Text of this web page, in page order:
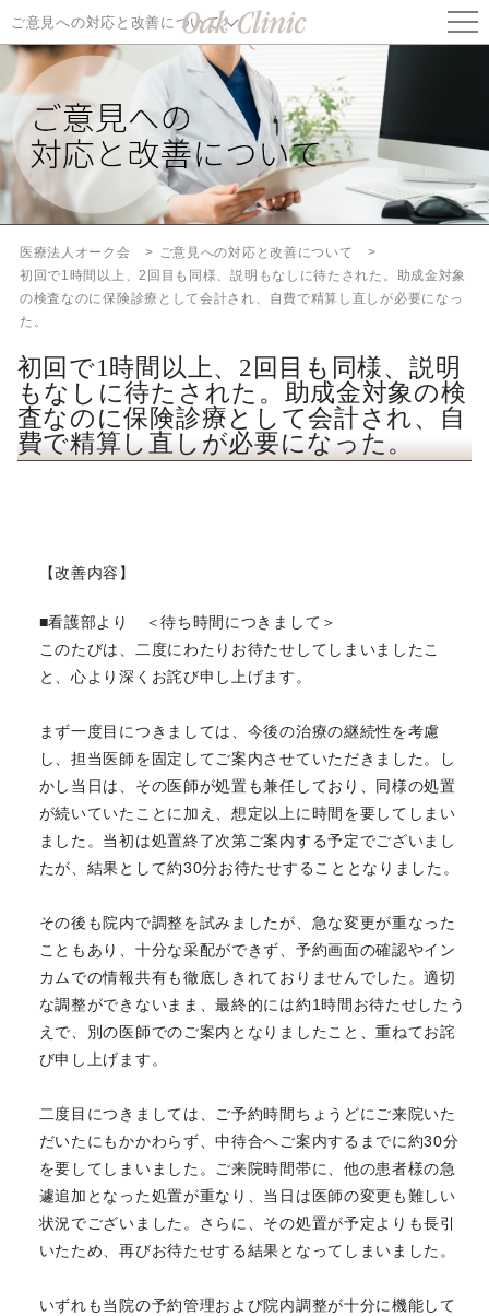
ご意見への対応と改善について
ご意見への対応と改善について TOP
初回で1時間以上、2回目も同様、説明もなしに待たされた。助成
金対象の検査なのに保険診療として会計され、自費で精算し直しが
必要になった。
料金案内をもっと分かりやすくしてほしい
朝一番で予約しているのに長く待たされる
住吉院でも日曜日に診察してほしい
オークオンラインの署名欄がスマートフォンで書きづらい
通院中の患者様へ
医療法人オーク会
ご意見への対応と改善について
初回で1時間以上、2回目も同様、説明もなしに待たされた。助成金対象
の検査なのに保険診療として会計され、自費で精算し直しが必要になっ
た。
初回で1時間以上、2回目も同様、説明
もなしに待たされた。助成金対象の検
査なのに保険診療として会計され、自
費で精算し直しが必要になった。
【改善内容】
■看護部より ＜待ち時間につきまして＞
このたびは、二度にわたりお待たせしてしまいましたこ
と、心より深くお詫び申し上げます。
まず一度目につきましては、今後の治療の継続性を考慮
し、担当医師を固定してご案内させていただきました。し
かし当日は、その医師が処置も兼任しており、同様の処置
が続いていたことに加え、想定以上に時間を要してしまい
ました。当初は処置終了次第ご案内する予定でございまし
たが、結果として約30分お待たせすることとなりました。
その後も院内で調整を試みましたが、急な変更が重なった
こともあり、十分な采配ができず、予約画面の確認やイン
カムでの情報共有も徹底しきれておりませんでした。適切
な調整ができないまま、最終的には約1時間お待たせしたう
えで、別の医師でのご案内となりましたこと、重ねてお詫
び申し上げます。
二度目につきましては、ご予約時間ちょうどにご来院いた
だいたにもかかわらず、中待合へご案内するまでに約30分
を要してしまいました。ご来院時間帯に、他の患者様の急
遽追加となった処置が重なり、当日は医師の変更も難しい
状況でございました。さらに、その処置が予定よりも長引
いたため、再びお待たせする結果となってしまいました。
いずれも当院の予約管理および院内調整が十分に機能して